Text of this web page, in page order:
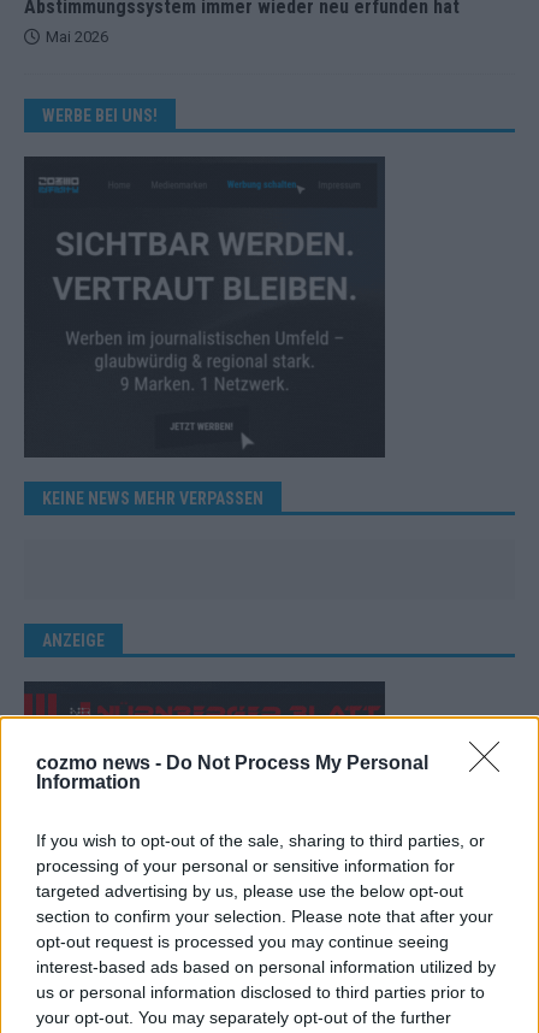
cozmo news - Do Not Process My Personal
Information
If you wish to opt-out of the sale, sharing to third parties, or
processing of your personal or sensitive information for
targeted advertising by us, please use the below opt-out
section to confirm your selection. Please note that after your
opt-out request is processed you may continue seeing
interest-based ads based on personal information utilized by
us or personal information disclosed to third parties prior to
your opt-out. You may separately opt-out of the further
Abstimmungssystem immer wieder neu erfunden hat
Mai 2026
WERBE BEI UNS!
KEINE NEWS MEHR VERPASSEN
ANZEIGE